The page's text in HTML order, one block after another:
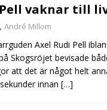
vaknar till
André Millom
Axel Rudi Pell
Skogsröjet bevisade
att det är något helt
innan […]